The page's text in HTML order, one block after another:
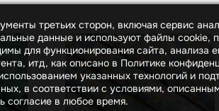
третьих сторон, включая сервис
данные и используют файлы cookie,
для функционирования сайта, анализа
итд, как описано в Политике
указанных технологий и
в соответствии с условиями,
согласие в любое время.